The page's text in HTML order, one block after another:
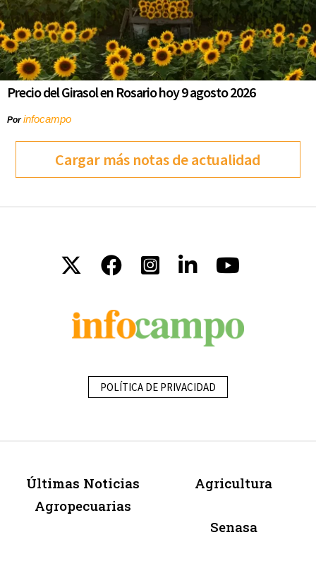
Precio del Girasol en Rosario hoy 9 agosto 2026
Porinfocampo
Cargar más notas de actualidad
POLÍTICA DE PRIVACIDAD
Últimas Noticias
Agropecuarias
Agricultura
Senasa